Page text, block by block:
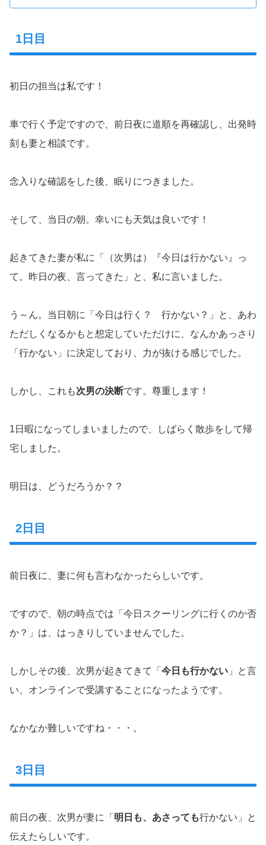
1日目
初日の担当は私です！
車で行く予定ですので、前日夜に道順を再確認し、出発時
刻も妻と相談です。
念入りな確認をした後、眠りにつきました。
そして、当日の朝。幸いにも天気は良いです！
起きてきた妻が私に「（次男は）『今日は行かない』っ
て。昨日の夜、言ってきた」と、私に言いました。
う～ん。当日朝に「今日は行く？ 行かない？」と、あわ
ただしくなるかもと想定していただけに、なんかあっさり
「行かない」に決定しており、力が抜ける感じでした。
しかし、これも次男の決断です。尊重します！
1日暇になってしまいましたので、しばらく散歩をして帰
宅しました。
明日は、どうだろうか？？
2日目
前日夜に、妻に何も言わなかったらしいです。
ですので、朝の時点では「今日スクーリングに行くのか否
か？」は、はっきりしていませんでした。
しかしその後、次男が起きてきて「 今日も行かない 」と言
い、オンラインで受講することになったようです。
なかなか難しいですね・・・。
3日目
前日の夜、次男が妻に「 明日も、あさっても行かない」と
伝えたらしいです。